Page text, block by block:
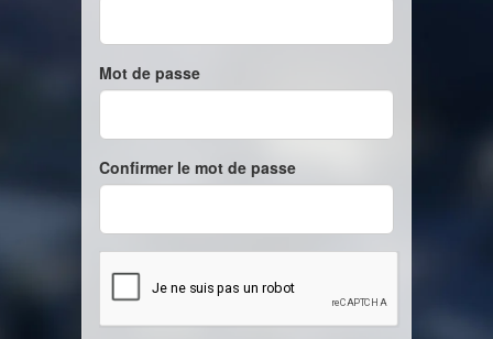
Mot de passe
Confirmer le mot de passe